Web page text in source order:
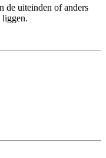
de uiteinden of anders
liggen.